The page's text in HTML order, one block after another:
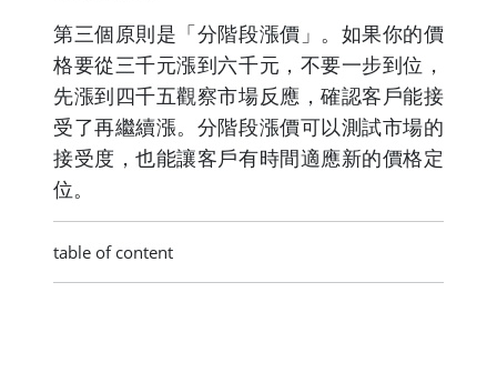
第三個原則是「分階段漲價」。如果你的價
格要從三千元漲到六千元，不要一步到位，
先漲到四千五觀察市場反應，確認客戶能接
受了再繼續漲。分階段漲價可以測試市場的
接受度，也能讓客戶有時間適應新的價格定
位。
table of content